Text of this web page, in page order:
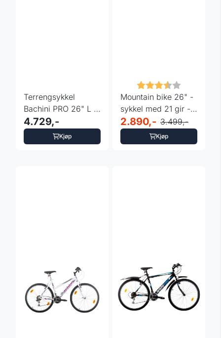
Terrengsykkel
Bachini PRO 26" L -
fargevalg
4.729,-
Kjøp
Karakter:
Mountain bike 26" -
sykkel med 21 gir -
grønn og sort
2.890,- 3.499,-
Kjøp